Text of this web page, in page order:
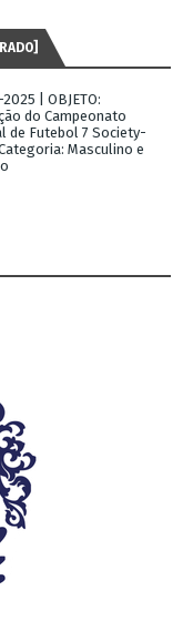
| OBJETO:
do Campeonato
de Futebol 7 Society-
Masculino e